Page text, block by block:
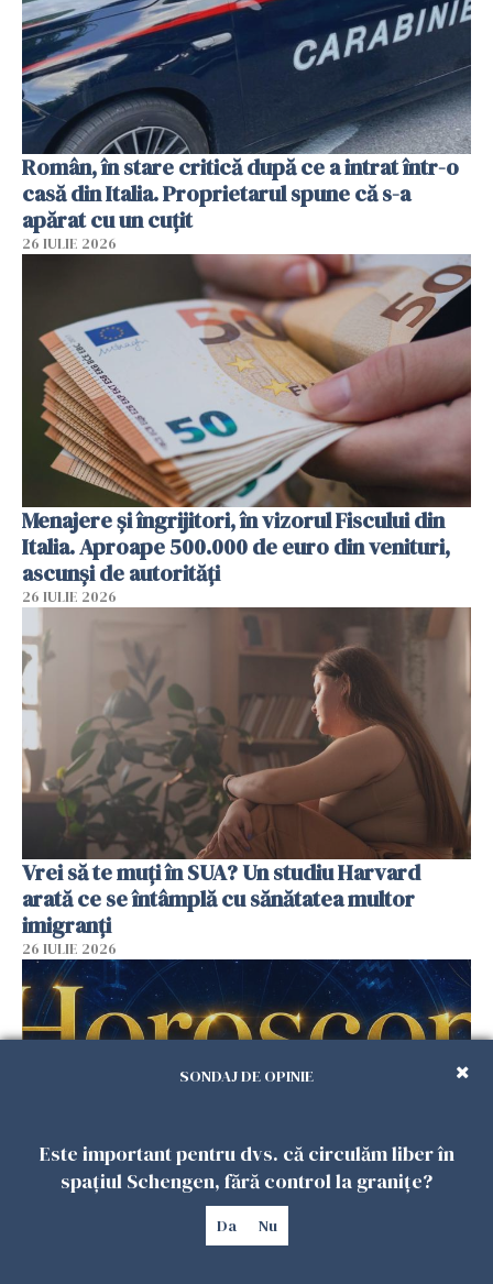
Român, în stare critică după ce a intrat într-o
casă din Italia. Proprietarul spune că s-a
apărat cu un cuțit
26 IULIE 2026
Menajere și îngrijitori, în vizorul Fiscului din
Italia. Aproape 500.000 de euro din venituri,
ascunși de autorități
26 IULIE 2026
Vrei să te muți în SUA? Un studiu Harvard
arată ce se întâmplă cu sănătatea multor
imigranți
26 IULIE 2026
Horoscop 27 iulie. Lunea care schimbă ritmul
săptămânii. Universul deschide uși
SONDAJ DE OPINIE
Este important pentru dvs. că circulăm liber în
spațiul Schengen, fără control la granițe?
Da Nu